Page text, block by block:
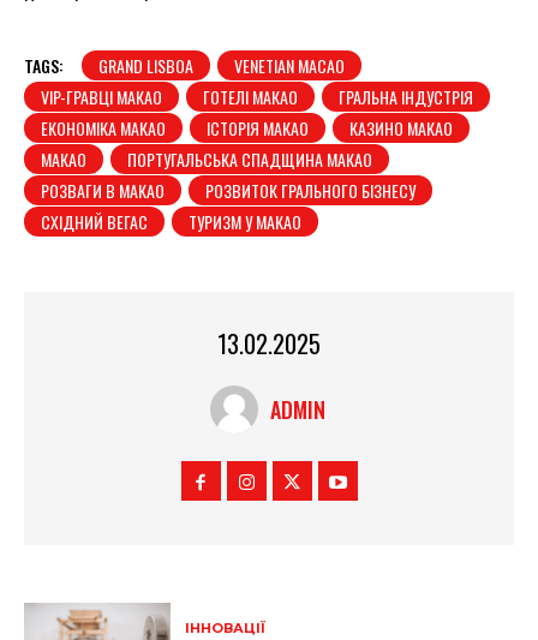
TAGS: GRAND LISBOA
VENETIAN MACAO
VIP-ГРАВЦІ МАКАО
ГОТЕЛІ МАКАО
ГРАЛЬНА ІНДУСТРІЯ
ЕКОНОМІКА МАКАО
ІСТОРІЯ МАКАО
КАЗИНО МАКАО
МАКАО
ПОРТУГАЛЬСЬКА СПАДЩИНА МАКАО
РОЗВАГИ В МАКАО
РОЗВИТОК ГРАЛЬНОГО БІЗНЕСУ
СХІДНИЙ ВЕГАС
ТУРИЗМ У МАКАО
13.02.2025
ADMIN
ІННОВАЦІЇ